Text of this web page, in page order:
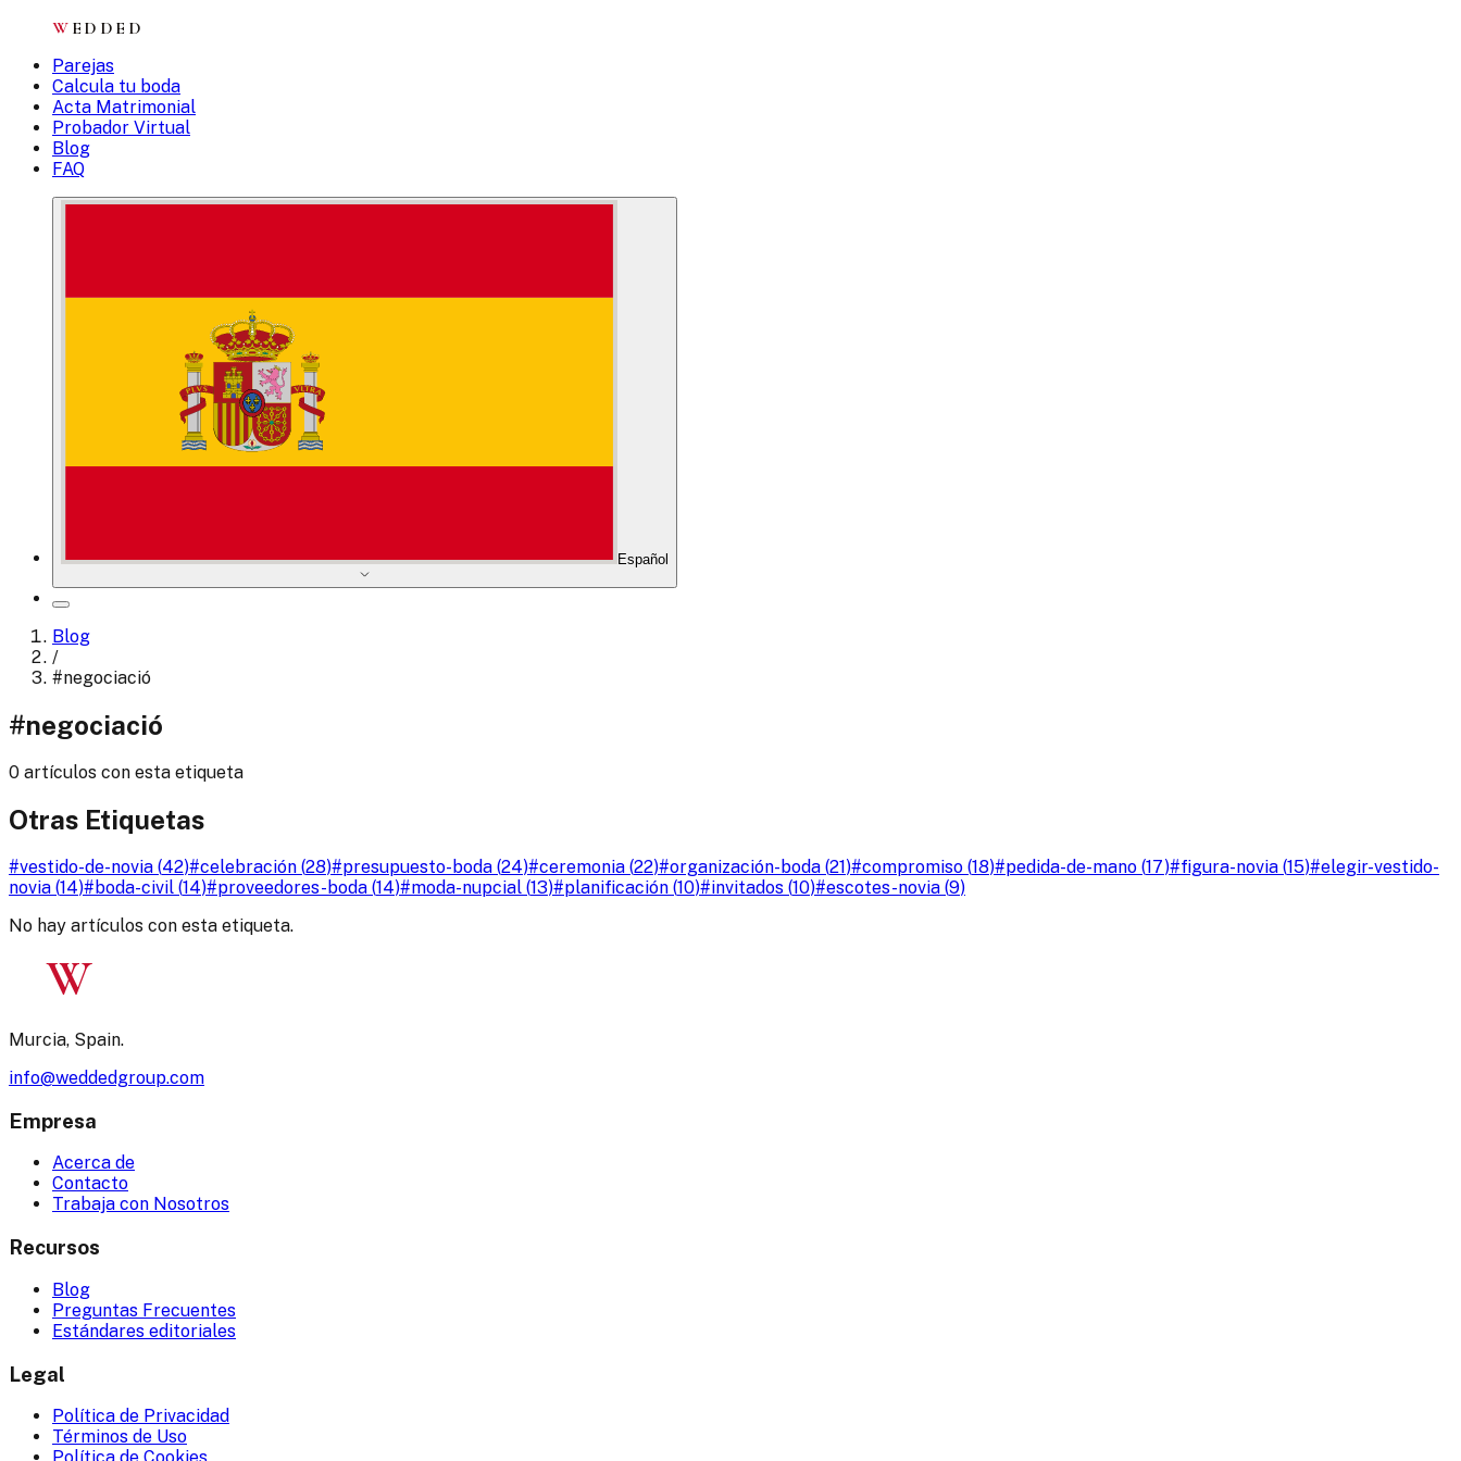
W EDDED
Parejas
Calcula tu boda
Acta Matrimonial
Probador Virtual
Blog
FAQ
Español
Blog
/
#negociació
#negociació
0 artículos con esta etiqueta
Otras Etiquetas
#vestido-de-novia (42)#celebración (28)#presupuesto-boda (24)#ceremonia (22)#organización-boda (21)#compromiso (18)#pedida-de-mano (17)#figura-novia (15)#elegir-vestido-
novia (14)#boda-civil (14)#proveedores-boda (14)#moda-nupcial (13)#planificación (10)#invitados (10)#escotes-novia (9)
No hay artículos con esta etiqueta.
W
Murcia, Spain.
info@weddedgroup.com
Empresa
Acerca de
Contacto
Trabaja con Nosotros
Recursos
Blog
Preguntas Frecuentes
Estándares editoriales
Legal
Política de Privacidad
Términos de Uso